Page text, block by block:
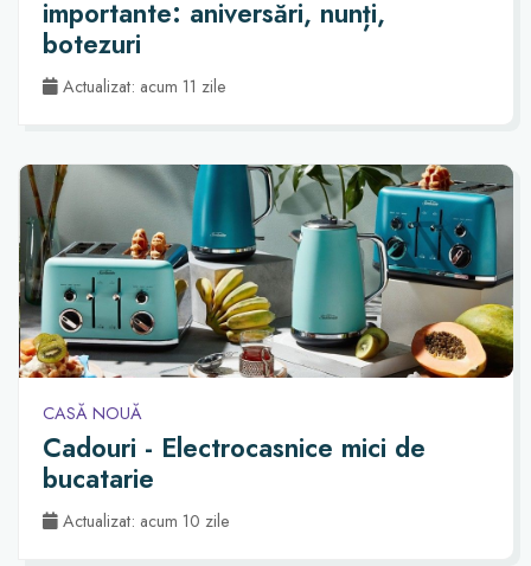
importante: aniversări, nunți,
botezuri
Actualizat: acum 11 zile
CASĂ NOUĂ
Cadouri - Electrocasnice mici de
bucatarie
Actualizat: acum 10 zile